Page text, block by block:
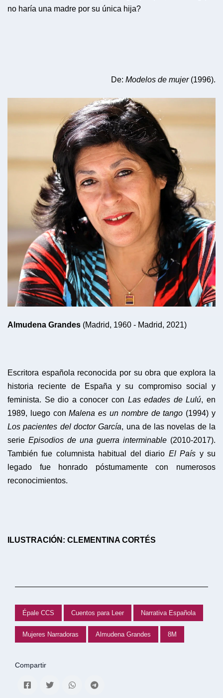
no haría una madre por su única hija?
De: Modelos de mujer(1996).
Almudena Grandes (Madrid, 1960 - Madrid, 2021)
Escritora española reconocida por su obra que explora la
historia reciente de España y su compromiso social y
feminista. Se dio a conocer con Las edades de Lulú, en
1989, luego conMalena es un nombre de tango (1994) y
Los pacientes del doctor García, una de las novelas de la
serie Episodios de una guerra interminable (2010-2017).
También fue columnista habitual del diario El País y su
legado fue honrado póstumamente con numerosos
reconocimientos.
ILUSTRACIÓN: CLEMENTINA CORTÉS
Épale CCS Cuentos para Leer Narrativa Española
Mujeres Narradoras Almudena Grandes 8M
Compartir